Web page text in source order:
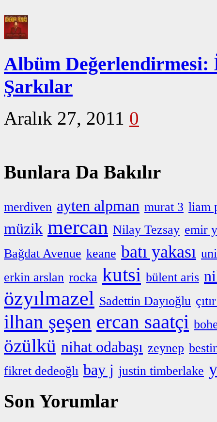
Albüm Değerlendirmesi:
Şarkılar
Aralık 27, 2011 0
Bunlara Da Bakılır
merdiven ayten alpman murat 3 liam
müzik mercan Nilay Tezsay emir
Bağdat Avenue keane batı yakası
erkin arslan rocka kutsi bülent aris
özyılmazel Sadettin Dayıoğlu
ilhan şeşen ercan saatçi
özülkü nihat odabaşı zeynep
fikret dedeoğlı bay j justin timberlake
Son Yorumlar